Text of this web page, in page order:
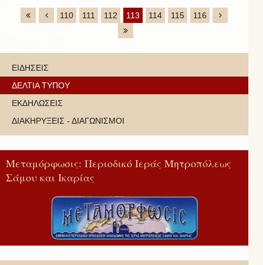
110 111 112 113 114 115 116
ΕΙΔΗΣΕΙΣ
ΔΕΛΤΙΑ ΤΥΠΟΥ
ΕΚΔΗΛΩΣΕΙΣ
ΔΙΑΚΗΡΥΞΕΙΣ - ΔΙΑΓΩΝΙΣΜΟΙ
Μεταμόρφωσις: Περιοδικό Ιεράς Μητροπόλεως
Σάμου και Ικαρίας